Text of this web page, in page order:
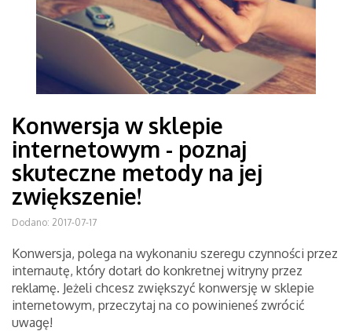
Konwersja w sklepie
internetowym - poznaj
skuteczne metody na jej
zwiększenie!
Dodano: 2017-07-17
Konwersja, polega na wykonaniu szeregu czynności przez
internautę, który dotarł do konkretnej witryny przez
reklamę. Jeżeli chcesz zwiększyć konwersję w sklepie
internetowym, przeczytaj na co powinieneś zwrócić
uwagę!